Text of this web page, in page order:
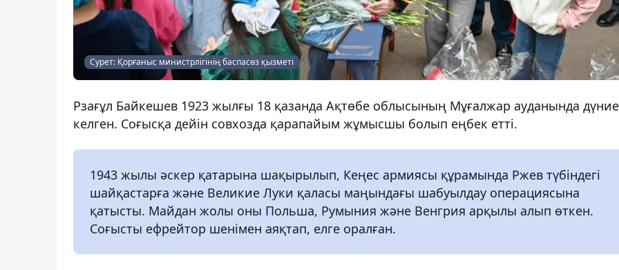
Сурет: Қорғаныс министрлігінің баспасөз қызметі
Рзағұл Байкешев 1923 жылғы 18 қазанда Ақтөбе облысының Мұғалжар ауданында
келген. Соғысқа дейін совхозда қарапайым жұмысшы болып еңбек етті.
1943 жылы әскер қатарына шақырылып, Кеңес армиясы құрамында Ржев түбіндегі
шайқастарға және Великие Луки қаласы маңындағы шабуылдау операциясына
қатысты. Майдан жолы оны Польша, Румыния және Венгрия арқылы алып өткен.
Соғысты ефрейтор шенімен аяқтап, елге оралған.